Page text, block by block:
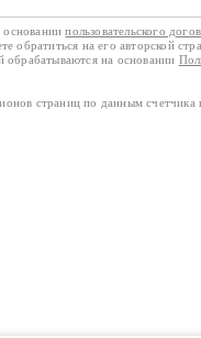
основаниипользовательского
обратиться на его авторской
обрабатываются на основании
страниц по данным